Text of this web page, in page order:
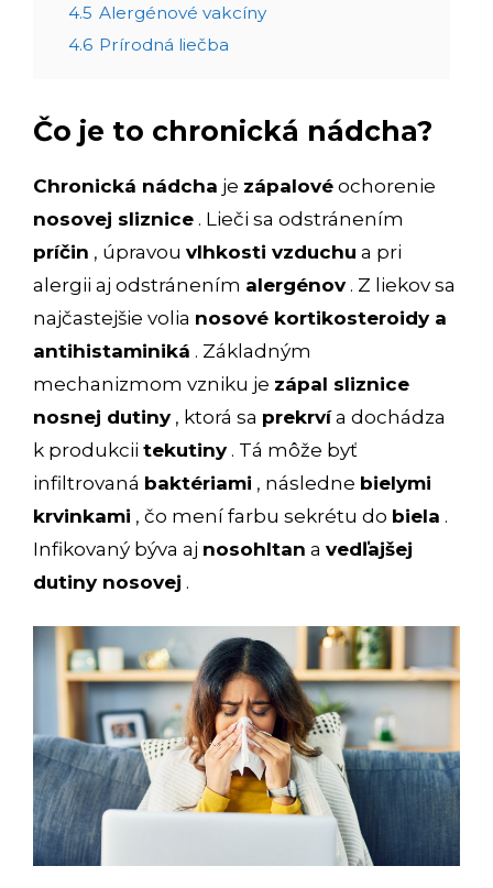
4.5 Alergénové vakcíny
4.6 Prírodná liečba
Čo je to chronická nádcha?
Chronická nádcha je zápalové ochorenie
nosovej sliznice . Lieči sa odstránením
príčin , úpravou vlhkosti vzduchu a pri
alergii aj odstránením alergénov. Z liekov sa
najčastejšie volia nosové kortikosteroidy a
antihistaminiká . Základným
mechanizmom vzniku je zápal sliznice
nosnej dutiny, ktorá sa prekrvía dochádza
k produkcii tekutiny. Tá môže byť
infiltrovaná baktériami , následne bielymi
krvinkami , čo mení farbu sekrétu do biela .
Infikovaný býva aj nosohltan a vedľajšej
dutiny nosovej .